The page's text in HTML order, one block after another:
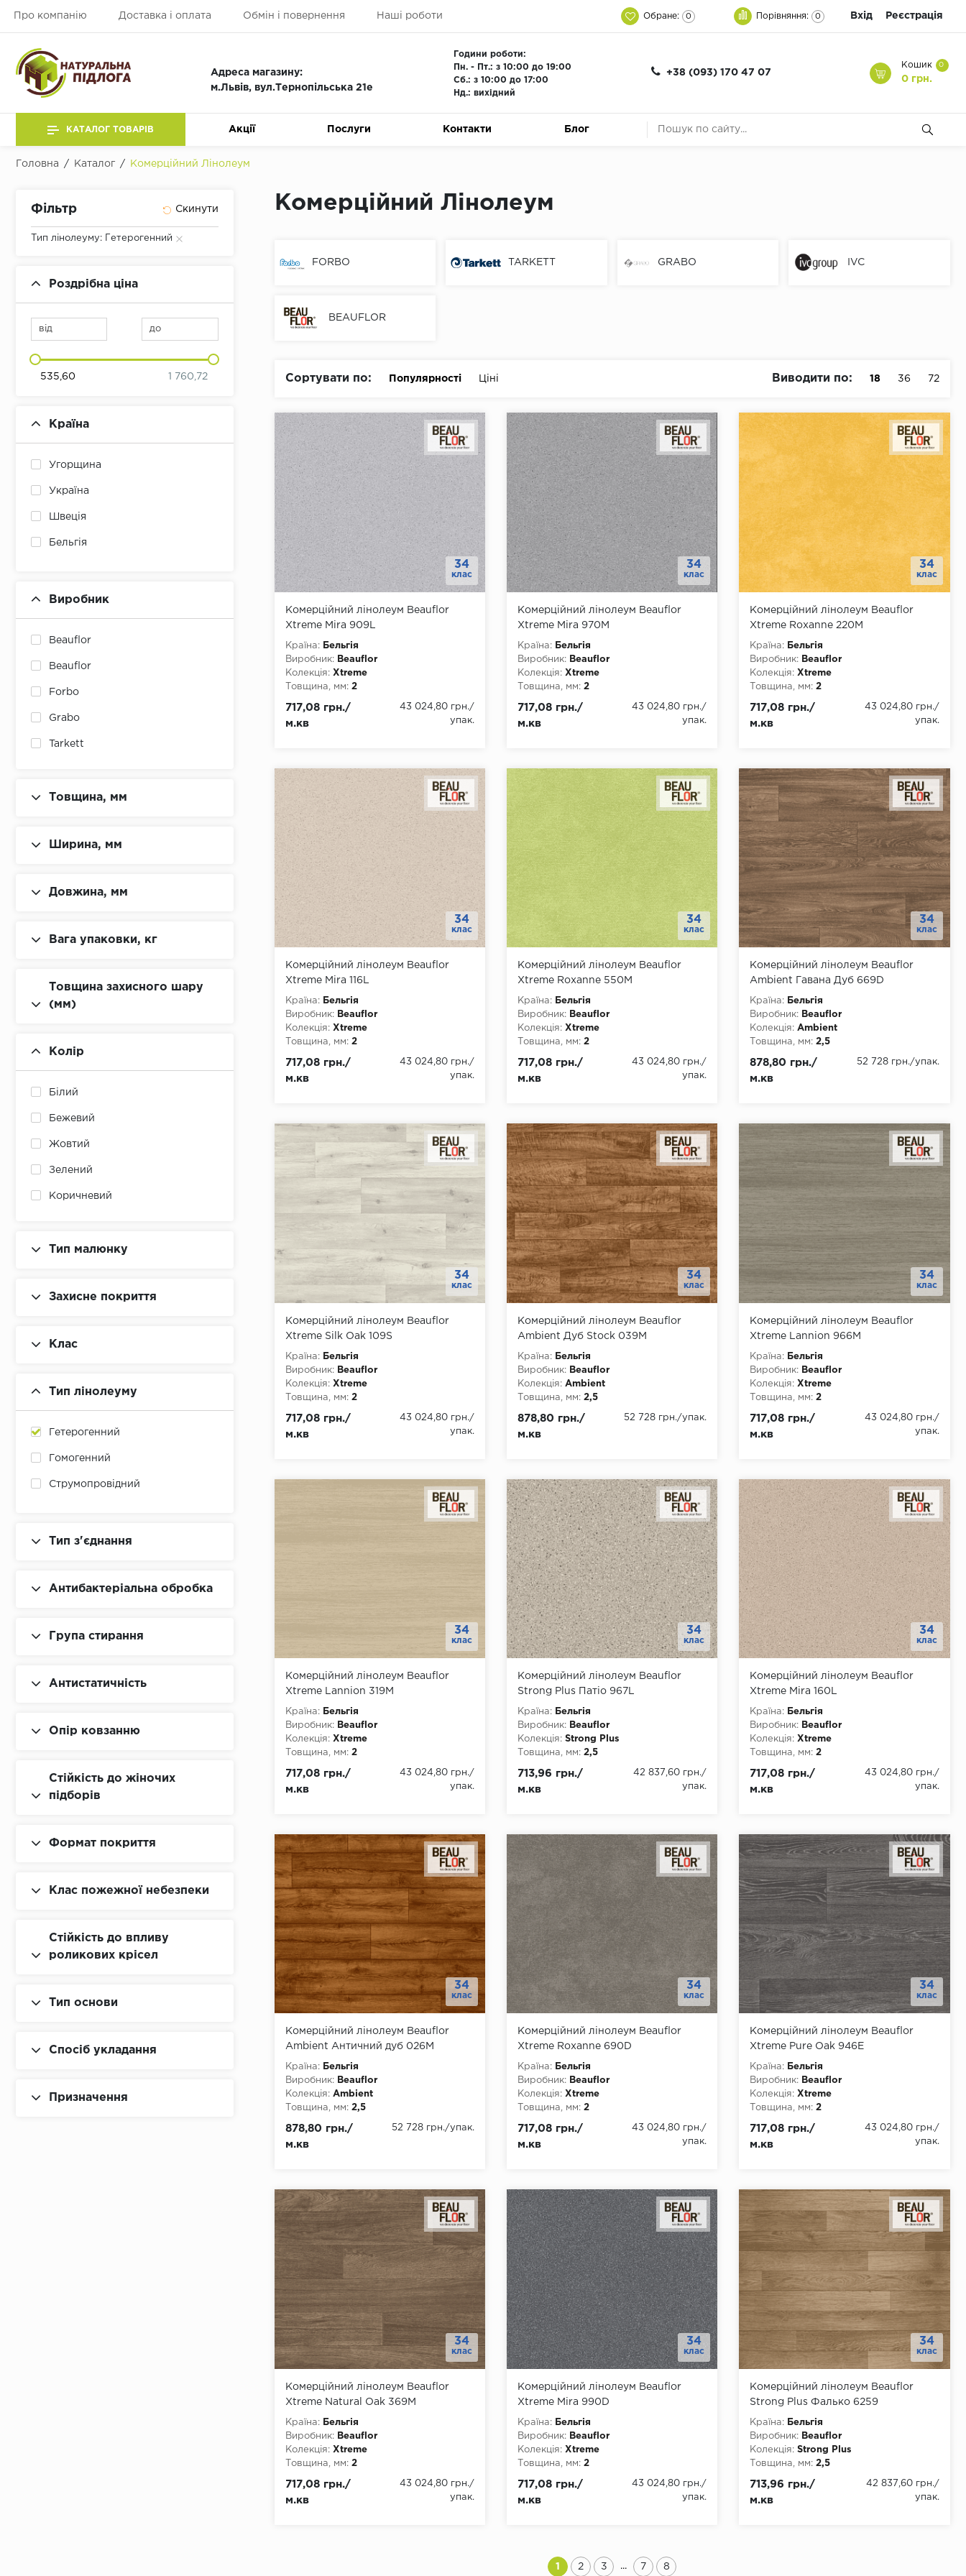
Про компанію Доставка і оплата Обмін і повернення Наші роботи Обране: 0 Порівняння: 0 Вхід Реєстрація
Адреса магазину:
м.Львів, вул.Тернопільська 21е
Години роботи:
Пн. - Пт.: з 10:00 до 19:00
Сб.: з 10:00 до 17:00
Нд.: вихідний
+38 (093) 170 47 07
Кошик 0
0 грн.
КАТАЛОГ ТОВАРІВ Акції Послуги Контакти Блог
Головна / Каталог / Комерційний Лінолеум
Фільтр
Тип лінолеуму: Гетерогенний
Роздрібна ціна
від до
535,60 1 760,72
Країна
Угорщина
Україна
Швеція
Бельгія
Виробник
Beauflor
Beauflor
Forbo
Grabo
Tarkett
Товщина, мм
Ширина, мм
Довжина, мм
Вага упаковки, кг
Товщина захисного шару
(мм)
Колір
Білий
Бежевий
Жовтий
Зелений
Коричневий
Синій
Чорний
Тип малюнку
Захисне покриття
Клас
Тип лінолеуму
Гетерогенний
Гомогенний
Струмопровідний
Тип з'єднання
Антибактеріальна обробка
Група стирання
Антистатичність
Опір ковзанню
Стійкість до жіночих
підборів
Формат покриття
Клас пожежної небезпеки
Стійкість до впливу
роликових крісел
Тип основи
Спосіб укладання
Призначення
Комерційний Лінолеум
FORBO TARKETT GRABO IVC
BEAUFLOR
Сортувати по: Популярності Ціні Виводити по: 18 36 72
34
клас
Комерційний лінолеум Beauflor
Xtreme Mira 909L
Країна:
Бельгія
Виробник:
Beauflor
Колекція: Xtreme
Товщина, мм: 2
Довжина, мм:
Клас:
717,08 грн./
м.кв
43 024,80 грн./
упак.
34
клас
Комерційний лінолеум Beauflor
Xtreme Mira 970M
Країна:
Бельгія
Виробник:
Beauflor
Колекція: Xtreme
Товщина, мм: 2
Довжина, мм:
Клас:
717,08 грн./
м.кв
43 024,80 грн./
упак.
34
клас
Комерційний лінолеум Beauflor
Xtreme Roxanne 220M
Країна:
Бельгія
Виробник:
Beauflor
Колекція: Xtreme
Товщина, мм: 2
Довжина, мм:
Клас:
717,08 грн./
м.кв
43 024,80 грн./
упак.
34
клас
Комерційний лінолеум Beauflor
Xtreme Mira 116L
Країна:
Бельгія
Виробник:
Beauflor
Колекція: Xtreme
Товщина, мм: 2
Довжина, мм:
Клас:
717,08 грн./
м.кв
43 024,80 грн./
упак.
34
клас
Комерційний лінолеум Beauflor
Xtreme Roxanne 550M
Країна:
Бельгія
Виробник:
Beauflor
Колекція: Xtreme
Товщина, мм: 2
Довжина, мм:
Клас:
717,08 грн./
м.кв
43 024,80 грн./
упак.
34
клас
Комерційний лінолеум Beauflor
Ambient Гавана Дуб 669D
Країна:
Бельгія
Виробник:
Beauflor
Колекція: Ambient
Товщина, мм: 2,5
3500, 4000
Довжина, мм:
Тип основи: ПВХ
878,80 грн./
м.кв
52 728 грн./упак.
34
клас
Комерційний лінолеум Beauflor
Xtreme Silk Oak 109S
Країна:
Бельгія
Виробник:
Beauflor
Колекція: Xtreme
Товщина, мм: 2
Довжина, мм:
Клас:
717,08 грн./
м.кв
43 024,80 грн./
упак.
34
клас
Комерційний лінолеум Beauflor
Ambient Дуб Stock 039M
Країна:
Бельгія
Виробник:
Beauflor
Колекція: Ambient
Товщина, мм: 2,5
3500, 4000
Довжина, мм:
Тип основи: ПВХ
878,80 грн./
м.кв
52 728 грн./упак.
34
клас
Комерційний лінолеум Beauflor
Xtreme Lannion 966M
Країна:
Бельгія
Виробник:
Beauflor
Колекція: Xtreme
Товщина, мм: 2
Довжина, мм:
Клас:
717,08 грн./
м.кв
43 024,80 грн./
упак.
34
клас
Комерційний лінолеум Beauflor
Xtreme Lannion 319M
Країна:
Бельгія
Виробник:
Beauflor
Колекція: Xtreme
Товщина, мм: 2
Довжина, мм:
Клас:
717,08 грн./
м.кв
43 024,80 грн./
упак.
34
клас
Комерційний лінолеум Beauflor
Strong Plus Патіо 967L
Країна:
Бельгія
Виробник:
Beauflor
Колекція: Strong Plus
Товщина, мм: 2,5
3500, 4000
Довжина, мм:
Тип основи: ПВХ
713,96 грн./
м.кв
42 837,60 грн./
упак.
34
клас
Комерційний лінолеум Beauflor
Xtreme Mira 160L
Країна:
Бельгія
Виробник:
Beauflor
Колекція: Xtreme
Товщина, мм: 2
Довжина, мм:
Клас:
717,08 грн./
м.кв
43 024,80 грн./
упак.
34
клас
Комерційний лінолеум Beauflor
Ambient Античний дуб 026M
Країна:
Бельгія
Виробник:
Beauflor
Колекція: Ambient
Товщина, мм: 2,5
1500, 2000, 2500, 3000,
3500, 4000
Довжина, мм:
Тип основи: ПВХ
878,80 грн./
м.кв
52 728 грн./упак.
34
клас
Комерційний лінолеум Beauflor
Xtreme Roxanne 690D
Країна:
Бельгія
Виробник:
Beauflor
Колекція: Xtreme
Товщина, мм: 2
2000, 3000, 4000
Довжина, мм:
Клас:
717,08 грн./
м.кв
43 024,80 грн./
упак.
34
клас
Комерційний лінолеум Beauflor
Xtreme Pure Oak 946E
Країна:
Бельгія
Виробник:
Beauflor
Колекція: Xtreme
Товщина, мм: 2
2000, 3000, 4000
Довжина, мм:
Клас:
717,08 грн./
м.кв
43 024,80 грн./
упак.
34
клас
Комерційний лінолеум Beauflor
Xtreme Natural Oak 369M
Країна:
Бельгія
Виробник:
Beauflor
Колекція: Xtreme
Товщина, мм: 2
Довжина, мм:
Клас:
717,08 грн./
м.кв
43 024,80 грн./
упак.
34
клас
Комерційний лінолеум Beauflor
Xtreme Mira 990D
Країна:
Бельгія
Виробник:
Beauflor
Колекція: Xtreme
Товщина, мм: 2
Довжина, мм:
Клас:
717,08 грн./
м.кв
43 024,80 грн./
упак.
34
клас
Комерційний лінолеум Beauflor
Strong Plus Фалько 6259
Країна:
Бельгія
Виробник:
Beauflor
Колекція: Strong Plus
Товщина, мм: 2,5
3500, 4000
Довжина, мм:
713,96 грн./
м.кв
42 837,60 грн./
упак.
1 2 3 ... 7 8